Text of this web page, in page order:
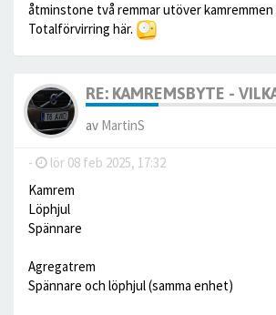
åtminstone två remmar utöver kamremmen
Totalförvirring här.
RE: KAMREMSBYTE -
av MartinS
- lör 08 feb 2025, 17:32
Kamrem
Löphjul
Spännare
Agregatrem
Spännare och löphjul (samma enhet)